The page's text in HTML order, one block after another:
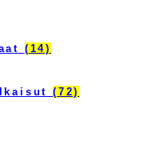
(14)
(72)